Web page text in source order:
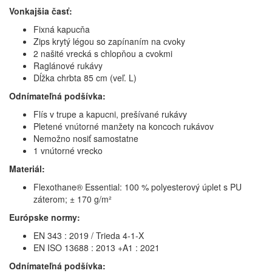
Vonkajšia časť:
Fixná kapucňa
Zips krytý légou so zapínaním na cvoky
2 našité vrecká s chlopňou a cvokmi
Raglánové rukávy
Dĺžka chrbta 85 cm (veľ. L)
Odnímateľná podšívka:
Flís v trupe a kapucni, prešívané rukávy
Pletené vnútorné manžety na koncoch rukávov
Nemožno nosiť samostatne
1 vnútorné vrecko
Materiál:
Flexothane® Essential: 100 % polyesterový úplet s PU
záterom; ± 170 g/m²
Európske normy:
EN 343 : 2019 / Trieda 4-1-X
EN ISO 13688 : 2013 +A1 : 2021
Odnímateľná podšívka: